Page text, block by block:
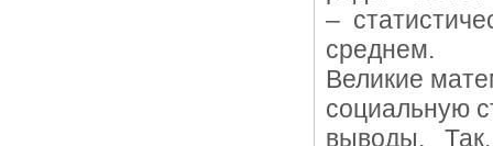
–
среднем.
Великие
социальную
выводы. Так,